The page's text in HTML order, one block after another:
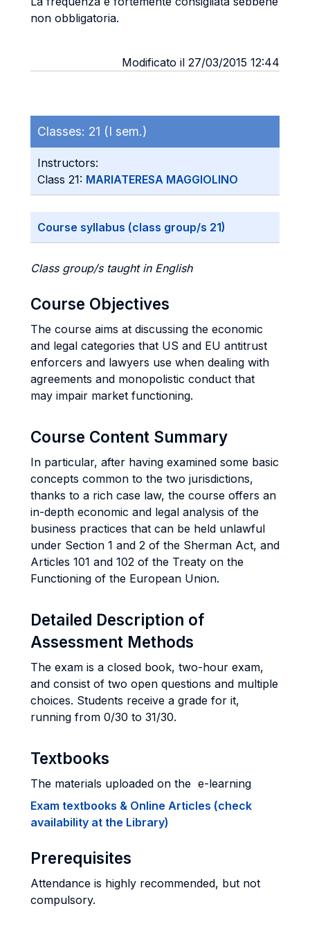
non obbligatoria.
Modificato il 27/03/2015 12:44
Classes: 21 (I sem.)
Instructors:
Class 21: MARIATERESA MAGGIOLINO
Course syllabus (class group/s 21)
Class group/s taught in English
Course Objectives
The course aims at discussing the economic
and legal categories that US and EU antitrust
enforcers and lawyers use when dealing with
agreements and monopolistic conduct that
may impair market functioning.
Course Content Summary
In particular, after having examined some basic
concepts common to the two jurisdictions,
thanks to a rich case law, the course offers an
in-depth economic and legal analysis of the
business practices that can be held unlawful
under Section 1 and 2 of the Sherman Act, and
Articles 101 and 102 of the Treaty on the
Functioning of the European Union.
Detailed Description of
Assessment Methods
The exam is a closed book, two-hour exam,
and consist of two open questions and multiple
choices. Students receive a grade for it,
running from 0/30 to 31/30.
Textbooks
The materials uploaded on the e-learning
Exam textbooks & Online Articles (check
availability at the Library)
Prerequisites
Attendance is highly recommended, but not
compulsory.